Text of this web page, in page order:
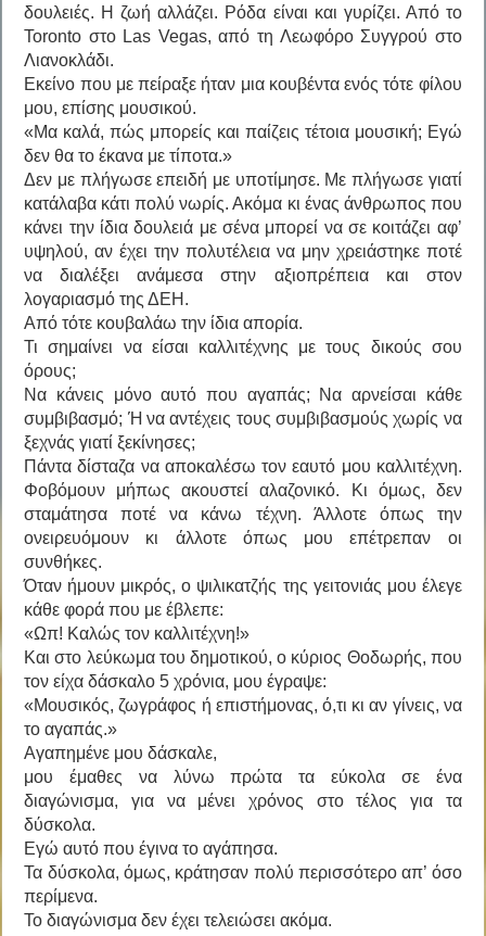
δουλειές. Η ζωή αλλάζει. Ρόδα είναι και γυρίζει. Από το
Toronto στο Las Vegas, από τη Λεωφόρο Συγγρού στο
Λιανοκλάδι.
Εκείνο που με πείραξε ήταν μια κουβέντα ενός τότε φίλου
μου, επίσης μουσικού.
«Μα καλά, πώς μπορείς και παίζεις τέτοια μουσική; Εγώ
δεν θα το έκανα με τίποτα.»
Δεν με πλήγωσε επειδή με υποτίμησε. Με πλήγωσε γιατί
κατάλαβα κάτι πολύ νωρίς. Ακόμα κι ένας άνθρωπος που
κάνει την ίδια δουλειά με σένα μπορεί να σε κοιτάζει αφ’
υψηλού, αν έχει την πολυτέλεια να μην χρειάστηκε ποτέ
να διαλέξει ανάμεσα στην αξιοπρέπεια και στον
λογαριασμό της ΔΕΗ.
Από τότε κουβαλάω την ίδια απορία.
Τι σημαίνει να είσαι καλλιτέχνης με τους δικούς σου
όρους;
Να κάνεις μόνο αυτό που αγαπάς; Να αρνείσαι κάθε
συμβιβασμό; Ή να αντέχεις τους συμβιβασμούς χωρίς να
ξεχνάς γιατί ξεκίνησες;
Πάντα δίσταζα να αποκαλέσω τον εαυτό μου καλλιτέχνη.
Φοβόμουν μήπως ακουστεί αλαζονικό. Κι όμως, δεν
σταμάτησα ποτέ να κάνω τέχνη. Άλλοτε όπως την
ονειρευόμουν κι άλλοτε όπως μου επέτρεπαν οι
συνθήκες.
Όταν ήμουν μικρός, ο ψιλικατζής της γειτονιάς μου έλεγε
κάθε φορά που με έβλεπε:
«Ωπ! Καλώς τον καλλιτέχνη!»
Και στο λεύκωμα του δημοτικού, ο κύριος Θοδωρής, που
τον είχα δάσκαλο 5 χρόνια, μου έγραψε:
«Μουσικός, ζωγράφος ή επιστήμονας, ό,τι κι αν γίνεις, να
το αγαπάς.»
Αγαπημένε μου δάσκαλε,
μου έμαθες να λύνω πρώτα τα εύκολα σε ένα
διαγώνισμα, για να μένει χρόνος στο τέλος για τα
δύσκολα.
Εγώ αυτό που έγινα το αγάπησα.
Τα δύσκολα, όμως, κράτησαν πολύ περισσότερο απ’ όσο
περίμενα.
Το διαγώνισμα δεν έχει τελειώσει ακόμα.